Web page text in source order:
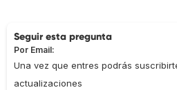
Seguir esta pregunta
Por Email:
Una vez que entres podrás
actualizaciones